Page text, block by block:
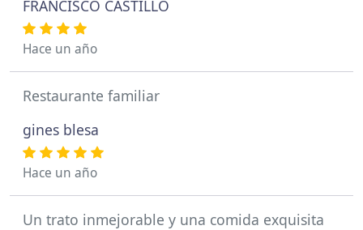
FRANCISCO CASTILLO
Hace un año
Restaurante familiar
gines blesa
Hace un año
Un trato inmejorable y una comida exquisita